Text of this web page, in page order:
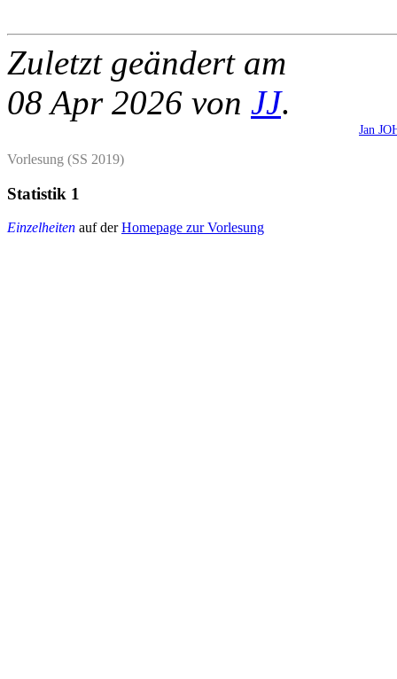
Zuletzt geändert am
08 Apr 2026 von JJ.
Jan
Vorlesung (SS 2019)
Statistik 1
Einzelheiten auf derHomepage zur Vorlesung